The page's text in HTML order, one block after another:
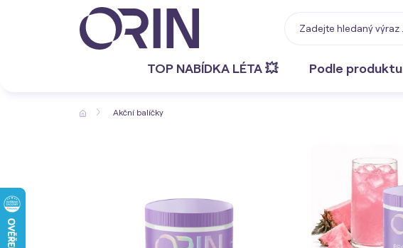
TOP NABÍDKA LÉTA 💥 Podle produktu
Akční balíčky